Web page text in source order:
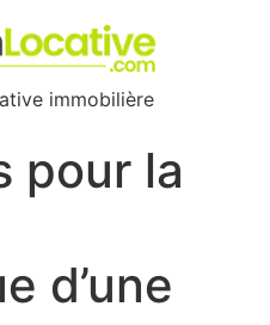
immobilière
pour la
d’une